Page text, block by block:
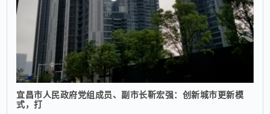
宜昌市人民政府党组成员、副市长靳宏强：创新城市更新模
式，打